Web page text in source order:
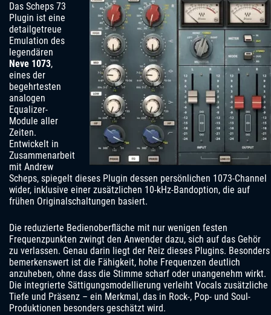
Das Scheps 73
Plugin ist eine
detailgetreue
Emulation des
legendären
Neve 1073,
eines der
begehrtesten
analogen
Equalizer-
Module aller
Zeiten.
Entwickelt in
Zusammenarbeit
mit Andrew
Scheps, spiegelt dieses Plugin dessen persönlichen 1073-Channel
wider, inklusive einer zusätzlichen 10-kHz-Bandoption, die auf
frühen Originalschaltungen basiert.
Die reduzierte Bedienoberfläche mit nur wenigen festen
Frequenzpunkten zwingt den Anwender dazu, sich auf das Gehör
zu verlassen. Genau darin liegt der Reiz dieses Plugins. Besonders
bemerkenswert ist die Fähigkeit, hohe Frequenzen deutlich
anzuheben, ohne dass die Stimme scharf oder unangenehm wirkt.
Die integrierte Sättigungsmodellierung verleiht Vocals zusätzliche
Tiefe und Präsenz – ein Merkmal, das in Rock-, Pop- und Soul-
Produktionen besonders geschätzt wird.